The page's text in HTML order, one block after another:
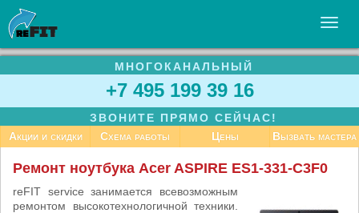
УСЛУГИ
БИЗНЕСУ
СТАТЬИ
МНОГОКАНАЛЬНЫЙ
+7 495 199 39 16
ЗВОНИТЕ ПРЯМО СЕЙЧАС!
Акции и скидки
Схема работы Цены Вызвать мастера
Ремонт ноутбука Acer ASPIRE ES1-331-C3F0
reFIT service занимается всевозможным
ремонтом высокотехнологичной техники.